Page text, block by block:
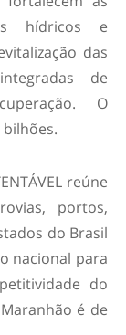
hídricos e
das
de
O
reúne
portos,
do Brasil
nacional para
do
é de